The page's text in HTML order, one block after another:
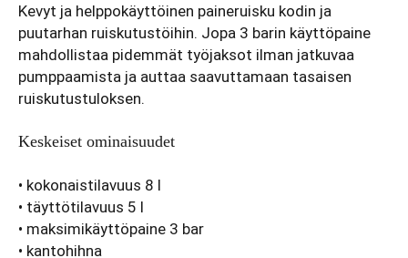
Kevyt ja helppokäyttöinen paineruisku kodin ja
puutarhan ruiskutustöihin. Jopa 3 barin käyttöpaine
mahdollistaa pidemmät työjaksot ilman jatkuvaa
pumppaamista ja auttaa saavuttamaan tasaisen
ruiskutustuloksen.
Keskeiset ominaisuudet
• kokonaistilavuus 8 l
• täyttötilavuus 5 l
• maksimikäyttöpaine 3 bar
• kantohihna